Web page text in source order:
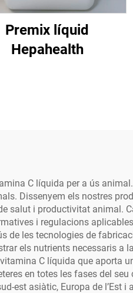
Premix líquid
Hepahealth
C líquida per a ús
Dissenyem els nostres
salut i productivitat animal.
i regulacions
de les tecnologies de
els nutrients necessaris a
C líquida que aporta
en totes les fases del
est asiàtic, Europa de l’Est i